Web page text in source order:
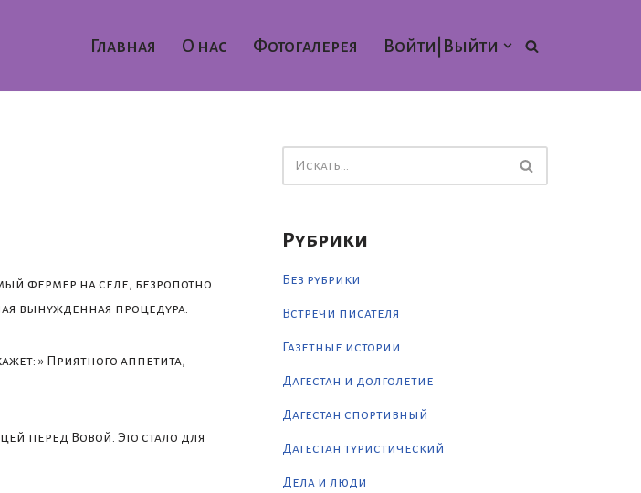
Главная О нас Фотогалерея Войти|Выйти
фермер на селе, безропотно
вынужденная процедура.
» Приятного аппетита,
перед Вовой. Это стало для
Рубрики
Без рубрики
Встречи писателя
Газетные истории
Дагестан и долголетие
Дагестан спортивный
Дагестан туристический
Дела и люди